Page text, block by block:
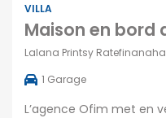
VILLA
Lalana Printsy
1 Garage
L’agence Ofim met en